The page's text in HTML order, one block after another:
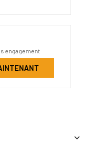
engagement